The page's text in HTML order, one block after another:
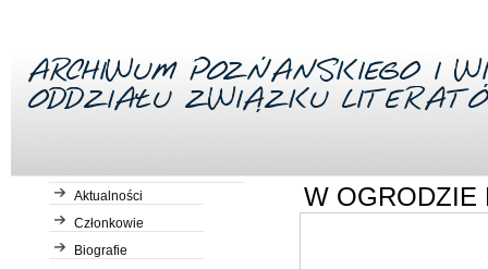
Aktualności
Członkowie
Biografie
W OGRODZIE